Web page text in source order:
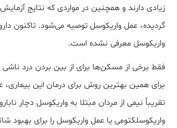
زیادی دارند و همچنین در مواردی که نتایج
گردیده، عمل واریکوسل توصیه می‌شود. تاکنون
واریکوسل معرفی نشده است.
فقط برخی از مسکن‌ها برای از بین بردن درد ناشی
برای همین بهترین روش برای درمان این
تقریباً نیمی از مردان مبتلا به واریکوسل دچار
واریکوسلکتومی یا عمل واریکوسل را برای بهبود